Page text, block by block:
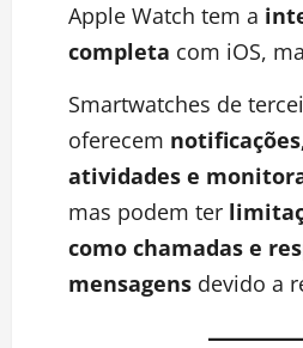
Apple Watch tem a
completa com iOS,
Smartwatches de
oferecem
atividades e
mas podem ter
como chamadas e
mensagens devido a